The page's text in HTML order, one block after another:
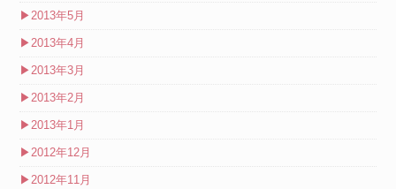
▶2013年5月
▶2013年4月
▶2013年3月
▶2013年2月
▶2013年1月
▶2012年12月
▶2012年11月